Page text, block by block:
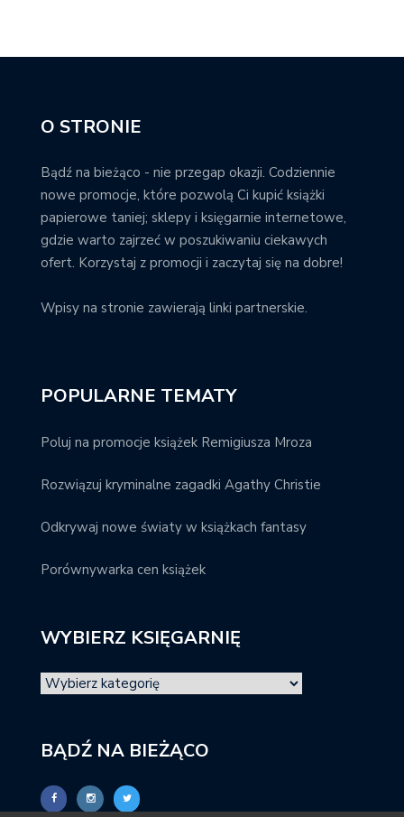
O STRONIE
Bądź na bieżąco - nie przegap okazji. Codziennie
nowe promocje, które pozwolą Ci kupić książki
papierowe taniej; sklepy i księgarnie internetowe,
gdzie warto zajrzeć w poszukiwaniu ciekawych
ofert. Korzystaj z promocji i zaczytaj się na dobre!
Wpisy na stronie zawierają linki partnerskie.
POPULARNE TEMATY
Poluj na promocje książek Remigiusza Mroza
Rozwiązuj kryminalne zagadki Agathy Christie
Odkrywaj nowe światy w książkach fantasy
Porównywarka cen książek
WYBIERZ KSIĘGARNIĘ
BĄDŹ NA BIEŻĄCO